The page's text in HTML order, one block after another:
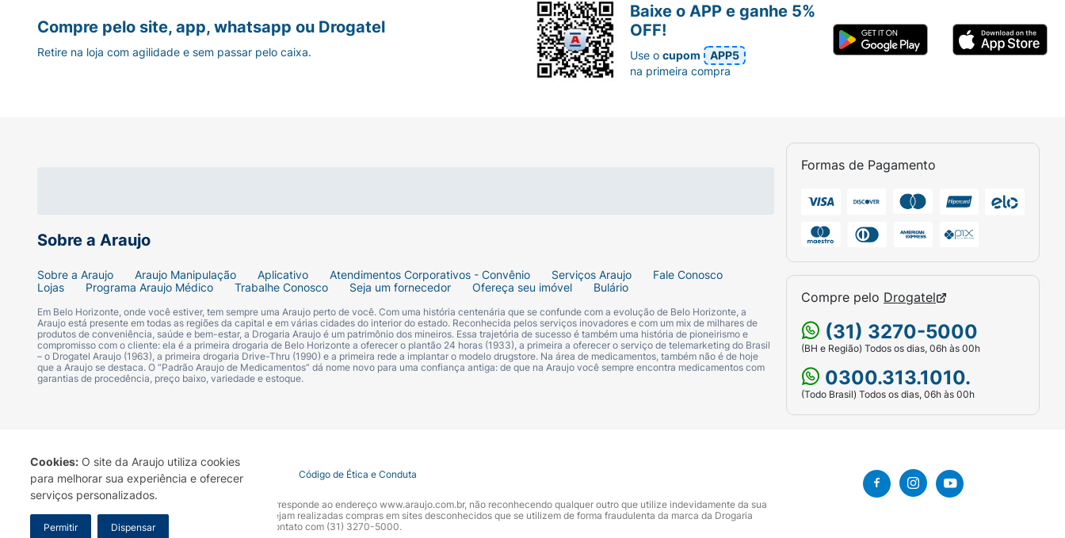
Cookies: O site da Araujo utiliza cookies
para melhorar sua experiência e oferecer
serviços personalizados.
Permitir Dispensar
Sobre a Araujo
Sobre a Araujo Araujo Manipulação Aplicativo Atendimentos Corporativos - Convênio Serviços Araujo
Fale Conosco
Lojas
Programa Araujo Médico Trabalhe Conosco Seja um fornecedor Ofereça seu imóvel Bulário
Em Belo Horizonte, onde você estiver, tem sempre uma Araujo perto de você. Com uma história centenária que se confunde com a evolução de Belo Horizonte, a
Araujo está presente em todas as regiões da capital e em várias cidades do interior do estado. Reconhecida pelos serviços inovadores e com um mix de milhares de
produtos de conveniência, saúde e bem-estar, a Drogaria Araujo é um patrimônio dos mineiros. Essa trajetória de sucesso é também uma história de pioneirismo e
compromisso com o cliente: ela é a primeira drogaria de Belo Horizonte a oferecer o plantão 24 horas (1933), a primeira a oferecer o serviço de telemarketing do Brasil
– o Drogatel Araujo (1963), a primeira drogaria Drive-Thru (1990) e a primeira rede a implantar o modelo drugstore. Na área de medicamentos, também não é de hoje
que a Araujo se destaca. O “Padrão Araujo de Medicamentos” dá nome novo para uma confiança antiga: de que na Araujo você sempre encontra medicamentos com
garantias de procedência, preço baixo, variedade e estoque.
Formas de Pagamento
Compre pelo Drogatel
(31) 3270-5000
(BH e Região) Todos os dias, 06h às 00h
0300.313.1010.
(Todo Brasil) Todos os dias, 06h às 00h
Compre pelo site, app, whatsapp ou Drogatel
Retire na loja com agilidade e sem passar pelo caixa.
Baixe o APP e ganhe 5%
OFF!
Use ocupom
APP5
na primeira compra
Termo de Uso Portal da Privacidade Covid-19 Código de Ética e Conduta
A Drogaria Araujo S/A informa que o seu site oficial corresponde ao endereço www.araujo.com.br, não reconhecendo qualquer outro que utilize indevidamente da sua
marca. Para sua segurança recomendamos que não sejam realizadas compras em sites desconhecidos que se utilizem de forma fraudulenta da marca da Drogaria
Araujo S.A. Em caso de dúvidas, gentileza entrar em contato com (31) 3270-5000.